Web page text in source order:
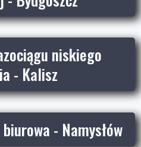
niskiego
- Kalisz
- Namysłów